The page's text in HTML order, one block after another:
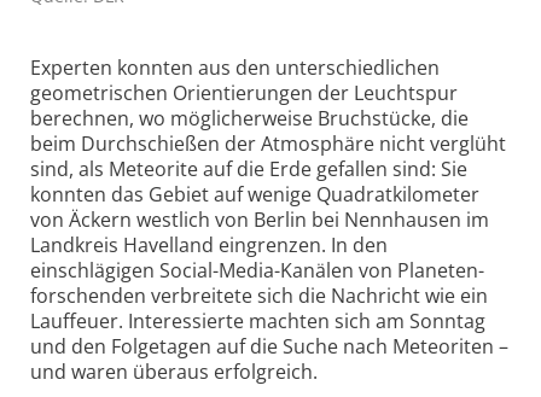
Experten konnten aus den unterschiedlichen
geometrischen Orientierungen der Leuchtspur
berechnen, wo möglicherweise Bruchstücke, die
beim Durchschießen der Atmosphäre nicht verglüht
sind, als Meteorite auf die Erde gefallen sind: Sie
konnten das Gebiet auf wenige Quadrat­kilometer
von Äckern westlich von Berlin bei Nennhausen im
Landkreis Havelland eingrenzen. In den
einschlägigen Social-Media-Kanälen von Planeten­
forschenden verbreitete sich die Nachricht wie ein
Lauffeuer. Interessierte machten sich am Sonntag
und den Folgetagen auf die Suche nach Meteoriten –
und waren überaus erfolgreich.